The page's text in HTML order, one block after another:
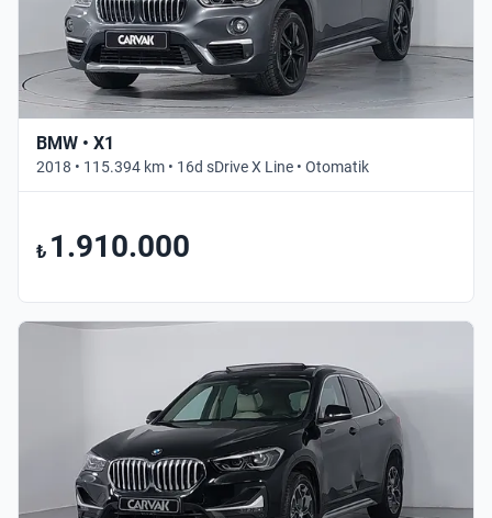
BMW • X1
2018 • 115.394 km • 16d sDrive X Line • Otomatik
₺ 1.910.000